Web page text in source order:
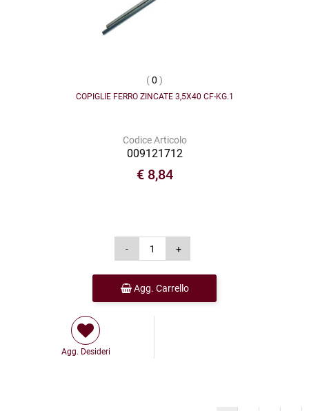
(0 )
COPIGLIE FERRO ZINCATE 3,5X40 CF-KG.1
Codice Articolo
009121712
€ 8,84
Agg. Carrello
Agg. Desideri